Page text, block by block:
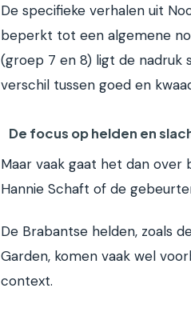
De specifieke verhalen uit
beperkt tot een algemene
(groep 7 en 8) ligt de nadruk
verschil tussen goed en
De focus op helden en
Maar vaak gaat het dan over
Hannie Schaft of de
De Brabantse helden, zoals
Garden, komen vaak wel
context.